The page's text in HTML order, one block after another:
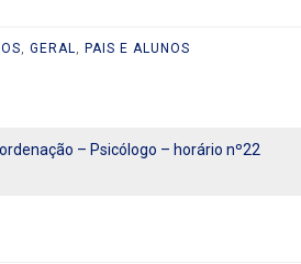
, GERAL, PAIS E ALUNOS
– Psicólogo – horário nº22